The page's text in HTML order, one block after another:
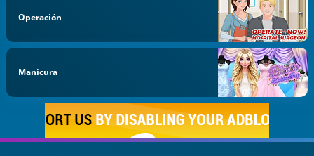
Operación
Manicura